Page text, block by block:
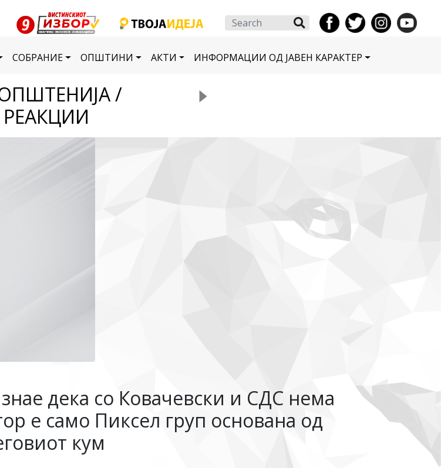
Search
СОБРАНИЕ ОПШТИНИ АКТИ ИНФОРМАЦИИ ОД ЈАВЕН КАРАКТЕР
/
РЕАКЦИИ
дека со Ковачевски и СДС нема
е само Пиксел груп основана од
кум